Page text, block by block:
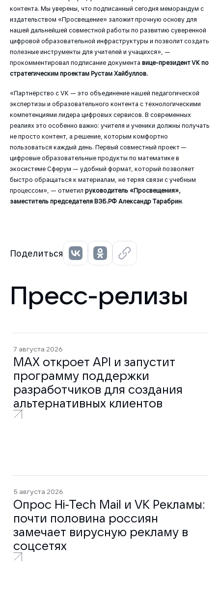
контента. Мы уверены, что подписанный сегодня меморандум с
издательством «Просвещение» заложит прочную основу для
нашей дальнейшей совместной работы по развитию суверенной
цифровой образовательной инфраструктуры и позволит создать
полезные инструменты для учителей и учащихся», —
прокомментировал подписание документа вице-президент VK по
стратегическим проектам Рустам Хайбуллов.
«Партнёрство с VK — это объединение нашей педагогической
экспертизы и образовательного контента с технологическими
компетенциями лидера цифровых сервисов. В современных
реалиях это особенно важно: учителя и ученики должны получать
не просто контент, а решение, которым комфортно
пользоваться каждый день. Первый совместный проект —
цифровые образовательные продукты по математике в
экосистеме Сферум — удобный формат, который позволяет
быстро обращаться к материалам, не теряя связи с учебным
процессом», — отметил руководитель «Просвещения»,
заместитель председателя ВЭБ.РФ Александр Тарабрин.
Поделиться
Пресс-релизы
7 августа 2026
MAX откроет API и запустит
программу поддержки
разработчиков для создания
альтернативных клиентов
5 августа 2026
Опрос Hi-Tech Mail и VK Рекламы:
почти половина россиян
замечает вирусную рекламу в
соцсетях